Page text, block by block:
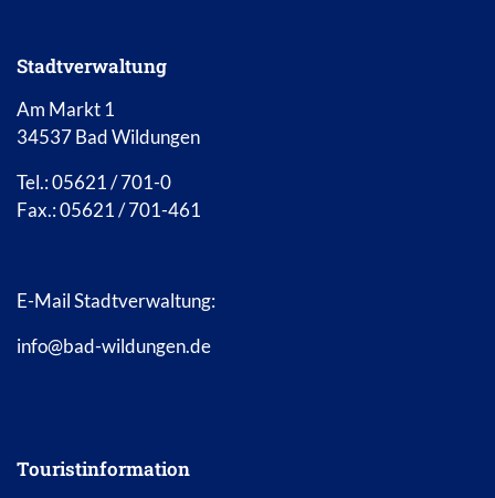
Stadtverwaltung
Am Markt 1
34537 Bad Wildungen
Tel.: 05621 / 701-0
Fax.: 05621 / 701-461
E-Mail Stadtverwaltung:
info@bad-wildungen.de
Touristinformation